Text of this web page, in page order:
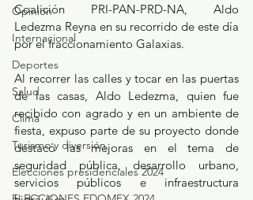
Opinión
Internacional
Deportes
Salud
Clima
Turismo y diversión
Elecciones presidenciales 2024
Coalición PRI-PAN-PRD-NA, Aldo
Ledezma Reyna en su recorrido de este día
por el fraccionamiento Galaxias.
Al recorrer las calles y tocar en las puertas
de las casas, Aldo Ledezma, quien fue
recibido con agrado y en un ambiente de
fiesta, expuso parte de su proyecto donde
destacó las mejoras en el tema de
seguridad pública, desarrollo urbano,
servicios públicos e infraestructura